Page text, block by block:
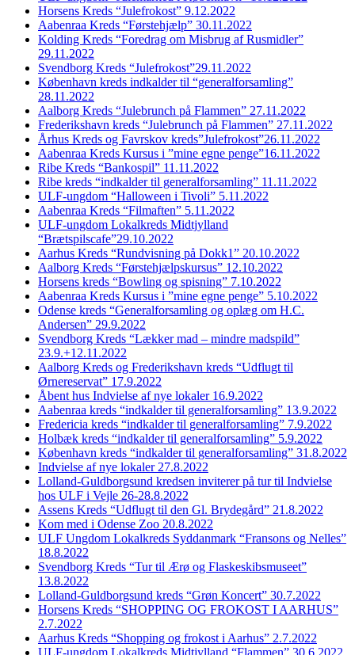
Horsens Kreds “Julefrokost” 9.12.2022
Aabenraa Kreds “Førstehjælp” 30.11.2022
Kolding Kreds “Foredrag om Misbrug af Rusmidler”
29.11.2022
Svendborg Kreds “Julefrokost”29.11.2022
København kreds indkalder til “generalforsamling”
28.11.2022
Aalborg Kreds “Julebrunch på Flammen” 27.11.2022
Frederikshavn kreds “Julebrunch på Flammen” 27.11.2022
Århus Kreds og Favrskov kreds”Julefrokost”26.11.2022
Aabenraa Kreds Kursus i ”mine egne penge”16.11.2022
Ribe Kreds “Bankospil” 11.11.2022
Ribe kreds “indkalder til generalforsamling” 11.11.2022
ULF-ungdom “Halloween i Tivoli” 5.11.2022
Aabenraa Kreds “Filmaften” 5.11.2022
ULF-ungdom Lokalkreds Midtjylland
“Brætspilscafe”29.10.2022
Aarhus Kreds “Rundvisning på Dokk1” 20.10.2022
Aalborg Kreds “Førstehjælpskursus” 12.10.2022
Horsens kreds “Bowling og spisning” 7.10.2022
Aabenraa Kreds Kursus i ”mine egne penge” 5.10.2022
Odense kreds “Generalforsamling og oplæg om H.C.
Andersen” 29.9.2022
Svendborg Kreds “Lækker mad – mindre madspild”
23.9.+12.11.2022
Aalborg Kreds og Frederikshavn kreds “Udflugt til
Ørnereservat” 17.9.2022
Åbent hus Indvielse af nye lokaler 16.9.2022
Aabenraa kreds “indkalder til generalforsamling” 13.9.2022
Fredericia kreds “indkalder til generalforsamling” 7.9.2022
Holbæk kreds “indkalder til generalforsamling” 5.9.2022
København kreds “indkalder til generalforsamling” 31.8.2022
Indvielse af nye lokaler 27.8.2022
Lolland-Guldborgsund kredsen inviterer på tur til Indvielse
hos ULF i Vejle 26-28.8.2022
Assens Kreds “Udflugt til den Gl. Brydegård” 21.8.2022
Kom med i Odense Zoo 20.8.2022
ULF Ungdom Lokalkreds Syddanmark “Fransons og Nelles”
18.8.2022
Svendborg Kreds “Tur til Ærø og Flaskeskibsmuseet”
13.8.2022
Lolland-Guldborgsund kreds “Grøn Koncert” 30.7.2022
Horsens Kreds “SHOPPING OG FROKOST I AARHUS”
2.7.2022
Aarhus Kreds “Shopping og frokost i Aarhus” 2.7.2022